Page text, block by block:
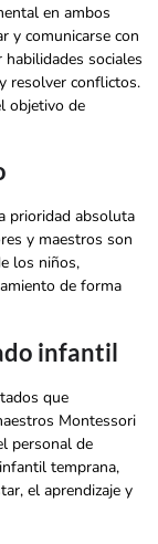
en ambos
y comunicarse con
sociales
resolver conflictos.
objetivo de
prioridad absoluta
y maestros son
los niños,
de forma
infantil
que
Montessori
personal de
temprana,
el aprendizaje y